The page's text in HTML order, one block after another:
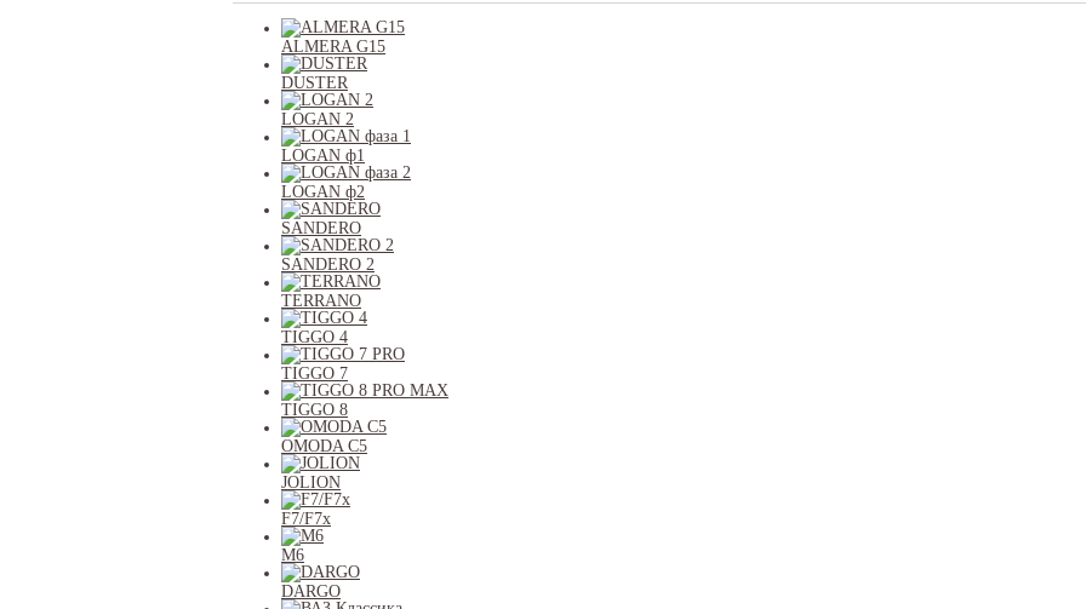
ALMERA G15
DUSTER
LOGAN 2
LOGAN ф1
LOGAN ф2
SANDERO
SANDERO 2
TERRANO
TIGGO 4
TIGGO 7
TIGGO 8
OMODA C5
JOLION
F7/F7x
M6
DARGO